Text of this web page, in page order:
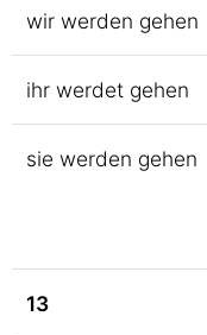
wir werden gehen
ihr werdet gehen
sie werden gehen
13